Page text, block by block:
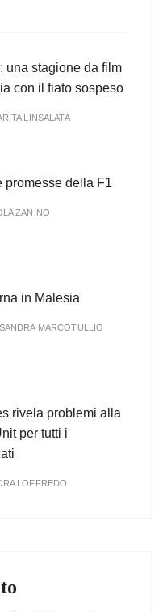
una stagione da film
con il fiato sospeso
LINSALATA
promesse della F1
ZANINO
in Malesia
MARCOTULLIO
rivela problemi alla
per tutti i
LOFFREDO